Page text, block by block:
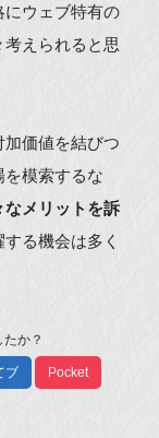
にウェブ特有の
えられると思
価値を結びつ
模索するな
なメリットを訴
る機会は多く
か？
ブ Pocket